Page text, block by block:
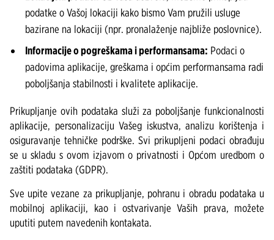
podatke o Vašoj lokaciji kako bismo Vam pružili usluge
bazirane na lokaciji (npr. pronalaženje najbliže poslovnice).
Informacije o pogreškama i performansama: Podaci o
padovima aplikacije, greškama i općim performansama radi
poboljšanja stabilnosti i kvalitete aplikacije.
Prikupljanje ovih podataka služi za poboljšanje funkcionalnosti
aplikacije, personalizaciju Vašeg iskustva, analizu korištenja i
osiguravanje tehničke podrške. Svi prikupljeni podaci obrađuju
se u skladu s ovom izjavom o privatnosti i Općom uredbom o
zaštiti podataka (GDPR).
Sve upite vezane za prikupljanje, pohranu i obradu podataka u
mobilnoj aplikaciji, kao i ostvarivanje Vaših prava, možete
uputiti putem navedenih kontakata.